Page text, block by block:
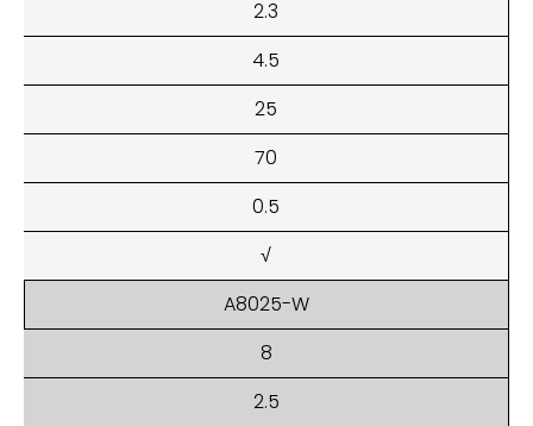
2.3
4.5
25
70
0.5
√
A8025-W
8
2.5